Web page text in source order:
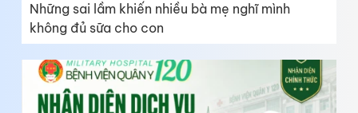
Những sai lầm khiến nhiều bà mẹ nghĩ mình
không đủ sữa cho con